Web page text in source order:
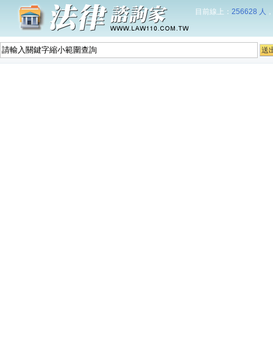
目前線上： 256628 人